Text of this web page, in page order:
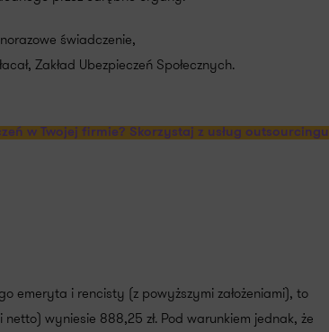
świadczenie,
Zakład Ubezpieczeń Społecznych.
w Twojej firmie? Skorzystaj z usług outsourcingu
emeryta i rencisty (z powyższymi założeniami), to
wyniesie 888,25 zł. Pod warunkiem jednak, że